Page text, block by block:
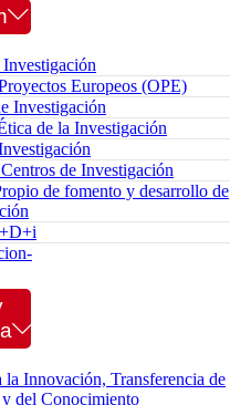
Europeos (OPE)
Investigación
de la Investigación
de Investigación
de fomento y desarrollo de
la Innovación, Transferencia de
del Conocimiento